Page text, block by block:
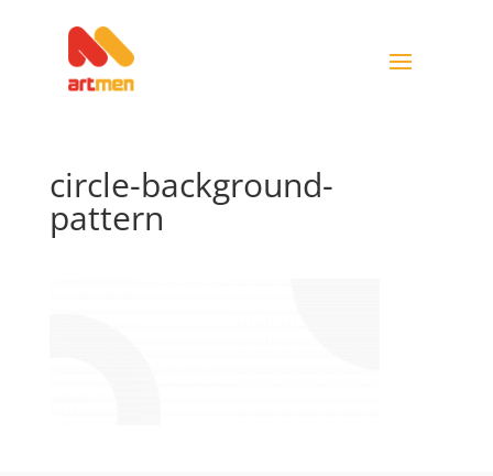
circle-background-
pattern